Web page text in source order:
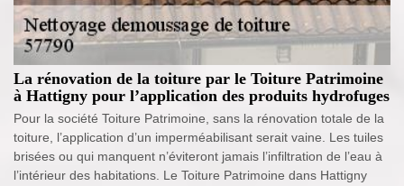
La rénovation de la toiture par le Toiture Patrimoine
à Hattigny pour l’application des produits hydrofuges
Pour la société Toiture Patrimoine, sans la rénovation totale de la
toiture, l’application d’un imperméabilisant serait vaine. Les tuiles
brisées ou qui manquent n’éviteront jamais l’infiltration de l’eau à
l’intérieur des habitations. Le Toiture Patrimoine dans Hattigny